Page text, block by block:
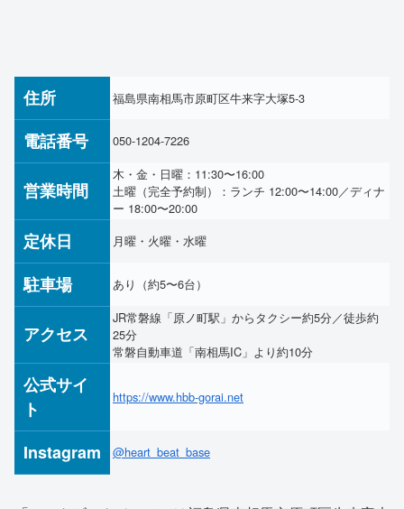
住所 福島県南相馬市原町区牛来字大塚5-3
電話番号 050-1204-7226
営業時間
木・金・日曜：11:30〜16:00
土曜（完全予約制）：ランチ 12:00〜14:00／ディナ
ー 18:00〜20:00
定休日 月曜・火曜・水曜
駐車場 あり（約5〜6台）
アクセス
JR常磐線「原ノ町駅」からタクシー約5分／徒歩約
25分
常磐自動車道「南相馬IC」より約10分
公式サイ
ト
https://www.hbb-gorai.net
Instagram @heart_beat_base